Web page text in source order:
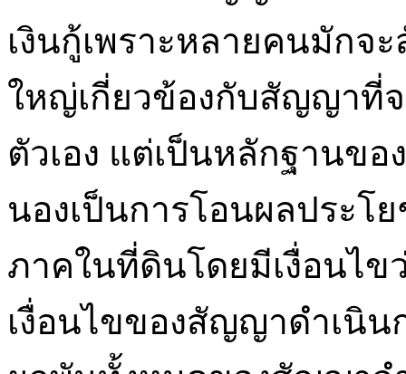
เงินกู้เพราะหลายคนมัก
ใหญ่เกี่ยวข้องกับสัญญาที่
ตัวเอง แต่เป็นหลักฐานข
นองเป็นการโอนผลประโ
ภาคในที่ดินโดยมีเงื่อนไข
เงื่อนไขของสัญญาดำเนิ